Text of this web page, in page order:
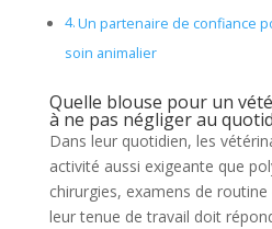
Un partenaire de confiance
soin animalier
Quelle blouse pour un
à ne pas négliger au
Dans leur quotidien, les
activité aussi exigeante que
chirurgies, examens de
leur tenue de travail doit